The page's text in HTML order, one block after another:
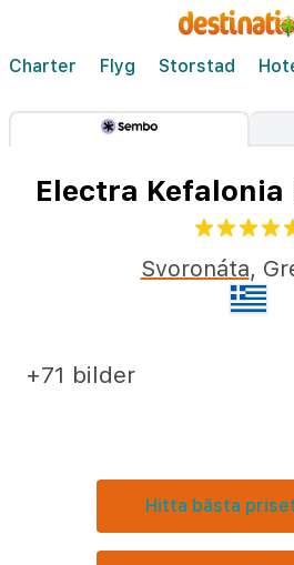
Charter Flyg Storstad
Electra Kefalonia
Svoronáta,
Hitta bästa
+71 bilder